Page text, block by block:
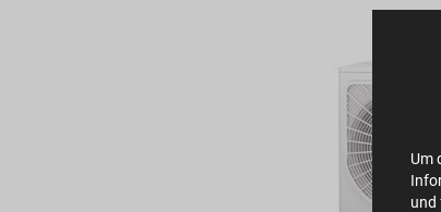
Um
und